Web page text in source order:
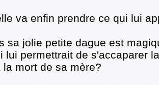
va enfin prendre ce qui lui
sa jolie petite dague est
lui permettrait de s'accaparer
la mort de sa mère?